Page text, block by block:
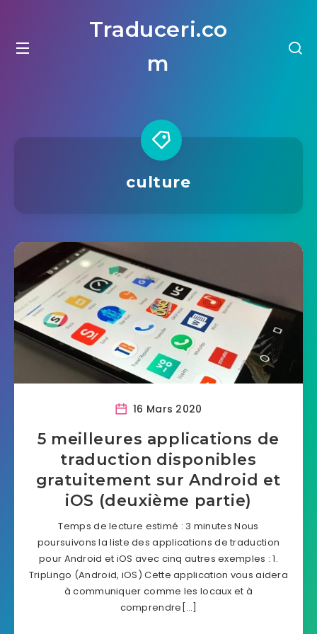
Traduceri.co
m
culture
16 Mars 2020
5 meilleures applications de
traduction disponibles
gratuitement sur Android et
iOS (deuxième partie)
Temps de lecture estimé : 3 minutes Nous
poursuivons la liste des applications de traduction
pour Android et iOS avec cinq autres exemples : 1.
TripLingo (Android, iOS) Cette application vous aidera
à communiquer comme les locaux et à
comprendre[…]